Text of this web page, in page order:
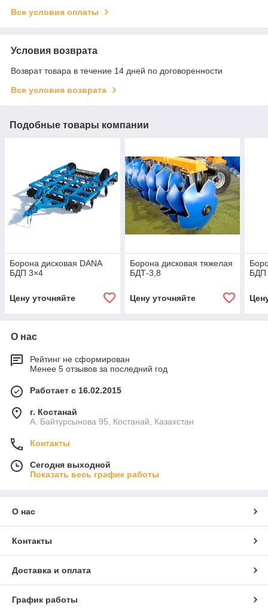
Все условия оплаты
Условия возврата
Возврат товара в течение 14 дней по договоренности
Все условия возврата
Подобные товары компании
Борона дисковая DANA
БДП 3×4
Цену уточняйте
Борона дисковая тяжелая
БДТ-3,8
Цену уточняйте
БДП
О нас
Рейтинг не сформирован
Менее 5 отзывов за последний год
Работает с 16.02.2015
г. Костанай
А. Байтурсынова 95, Костанай, Казахстан
Контакты
Сегодня выходной
Показать весь график работы
О нас
Контакты
Доставка и оплата
График работы